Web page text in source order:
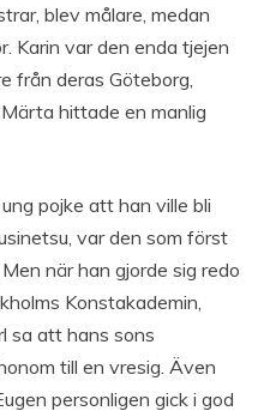
blev målare, medan
Karin var den enda tjejen
från deras Göteborg,
hittade en manlig
pojke att han ville bli
var den som först
när han gjorde sig redo
Konstakademin,
sa att hans sons
till en vresig. Även
personligen gick i god